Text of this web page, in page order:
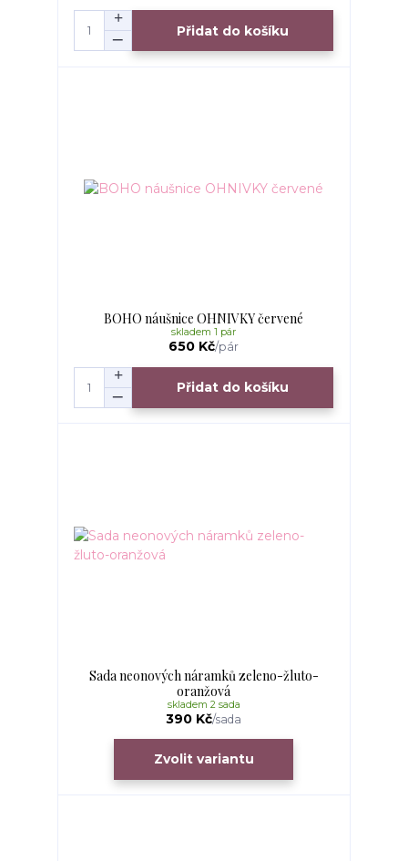
Přidat do košíku
BOHO náušnice OHNIVKY červené
650 Kč/pár
skladem 1 pár
Přidat do košíku
Sada neonových náramků zeleno-žluto-
oranžová
390 Kč/sada
skladem 2 sada
Zvolit variantu